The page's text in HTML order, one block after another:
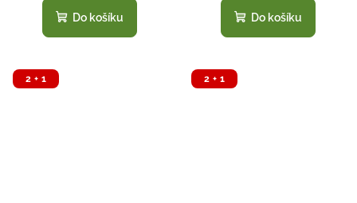
Do košíku Do košíku
2 + 1 2 + 1